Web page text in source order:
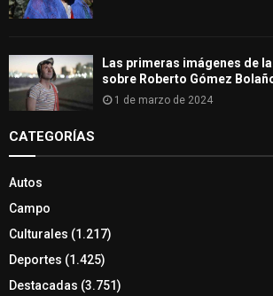
Las primeras imágenes de
sobre Roberto Gómez
1 de marzo de 2024
CATEGORÍAS
Autos
Campo
Culturales (1.217)
Deportes (1.425)
Destacadas (3.751)